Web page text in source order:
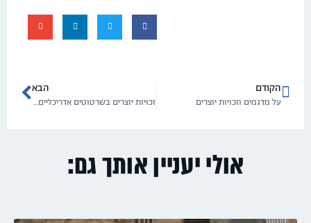
הקודם
על מדגמים וזכויות יוצרים
הבא
זכויות יוצרים בשרטוטים אדריכליים ראשוניים
אולי יעניין אותך גם: